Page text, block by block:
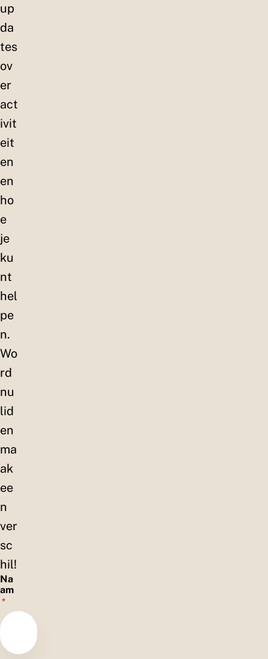
up
da
tes
ov
er
act
ivit
eit
en
en
ho
e
je
ku
nt
hel
pe
n.
Wo
rd
nu
lid
en
ma
ak
ee
n
ver
sc
hil!
Na
am
*